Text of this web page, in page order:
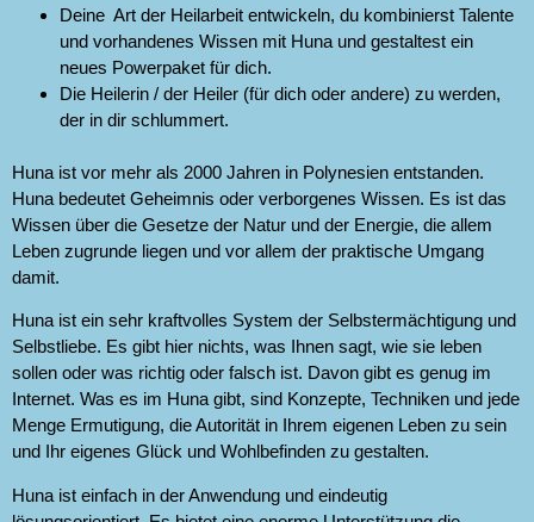
Deine Art der Heilarbeit entwickeln, du kombinierst Talente
und vorhandenes Wissen mit Huna und gestaltest ein
neues Powerpaket für dich.
Die Heilerin / der Heiler (für dich oder andere) zu werden,
der in dir schlummert.
Huna ist vor mehr als 2000 Jahren in Polynesien entstanden.
Huna bedeutet Geheimnis oder verborgenes Wissen. Es ist das
Wissen über die Gesetze der Natur und der Energie, die allem
Leben zugrunde liegen und vor allem der praktische Umgang
damit.
Huna ist ein sehr kraftvolles System der Selbstermächtigung und
Selbstliebe. Es gibt hier nichts, was Ihnen sagt, wie sie leben
sollen oder was richtig oder falsch ist. Davon gibt es genug im
Internet. Was es im Huna gibt, sind Konzepte, Techniken und jede
Menge Ermutigung, die Autorität in Ihrem eigenen Leben zu sein
und Ihr eigenes Glück und Wohlbefinden zu gestalten.
Huna ist einfach in der Anwendung und eindeutig